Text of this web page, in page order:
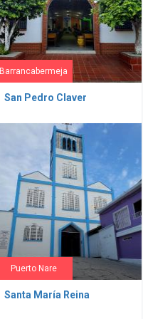
Barrancabermeja
San Pedro Claver
Puerto Nare
Santa María Reina